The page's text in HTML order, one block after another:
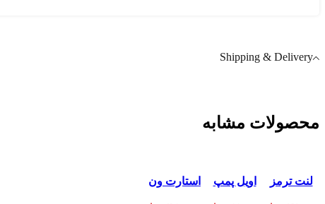
Shipping & Delivery
محصولات مشابه
خرید
لنت ترمز
خرید
اویل پمپ
خرید
استارت ون